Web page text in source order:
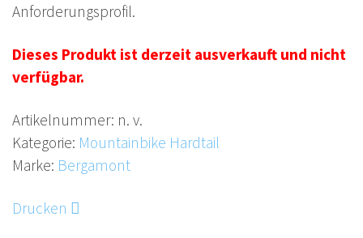
Anforderungsprofil.
Dieses Produkt ist derzeit ausverkauft und nicht
verfügbar.
Artikelnummer: n. v.
Kategorie: Mountainbike Hardtail
Marke: Bergamont
Drucken